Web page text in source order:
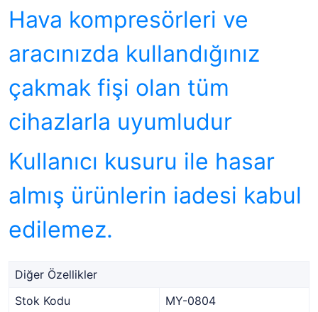
Hava kompresörleri ve
aracınızda kullandığınız
çakmak fişi olan tüm
cihazlarla uyumludur
Kullanıcı kusuru ile hasar
almış ürünlerin iadesi kabul
edilemez.
Diğer Özellikler
Stok Kodu
MY-0804